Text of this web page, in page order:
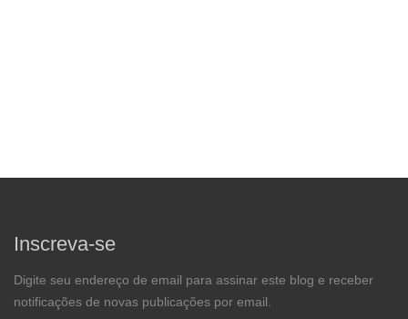
Inscreva-se
Digite seu endereço de email para assinar este blog e receber
notificações de novas publicações por email.